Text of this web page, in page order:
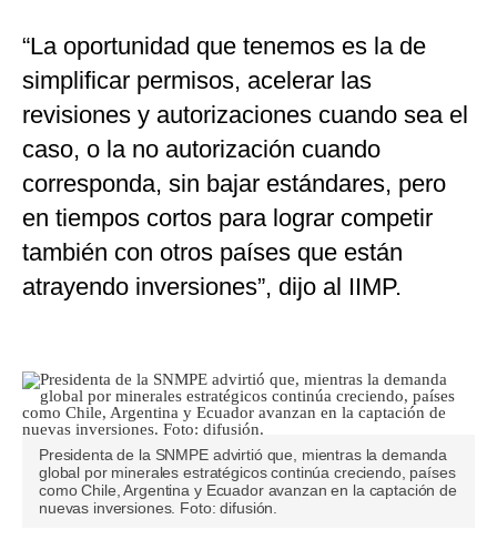
“La oportunidad que tenemos es la de
simplificar permisos, acelerar las
revisiones y autorizaciones cuando sea el
caso, o la no autorización cuando
corresponda, sin bajar estándares, pero
en tiempos cortos para lograr competir
también con otros países que están
atrayendo inversiones”, dijo al IIMP.
Presidenta de la SNMPE advirtió que, mientras la demanda
global por minerales estratégicos continúa creciendo, países
como Chile, Argentina y Ecuador avanzan en la captación de
nuevas inversiones. Foto: difusión.